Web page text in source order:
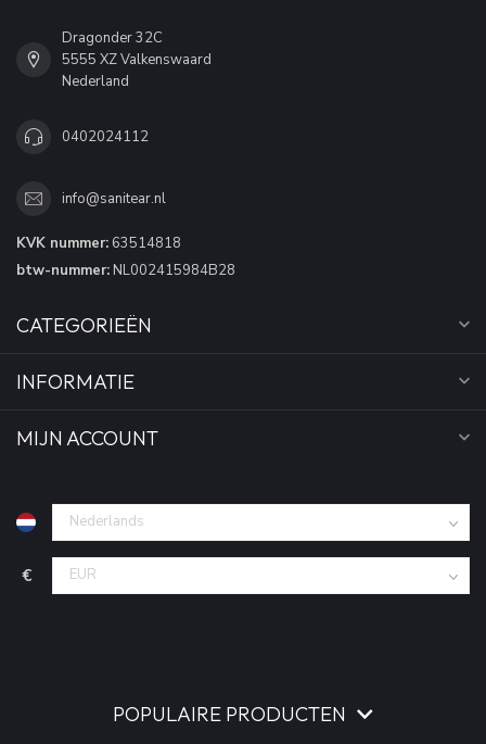
Dragonder 32C
5555 XZ Valkenswaard
Nederland
0402024112
info@sanitear.nl
KVK nummer: 63514818
btw-nummer: NL002415984B28
CATEGORIEËN
INFORMATIE
MIJN ACCOUNT
€
POPULAIRE PRODUCTEN